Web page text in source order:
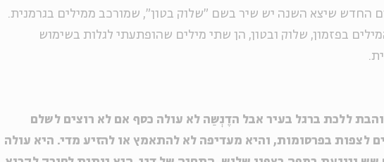
החדש שיצא השנה יש שיר בשם "שלוק בטון", שמורכב ממילים בגרמנית.
בפזמון, שלוק ובטון, הן שתי מילים שהופתעתי לגלות בשימוש
ללכת ברגל בעיר אבל הדֶנְשַה לא עולה כסף אם לא רוצים לשלם
לצפות בפרסומות, והיא מעדיפה לא להתאמץ או להזיע מדי. היא עולה